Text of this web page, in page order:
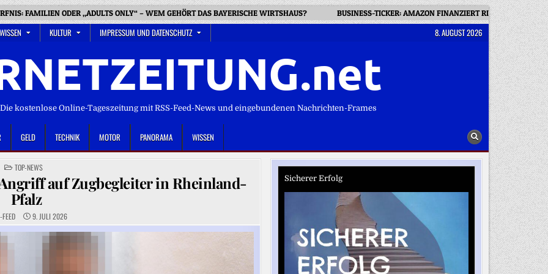
FAMILIEN ODER „ADULTS ONLY“ – WEM GEHÖRT DAS BAYERISCHE WIRTSHAUS? BUSINESS-TICKER: AMAZON FINANZIERT RIESIGES
KULTUR IMPRESSUM UND DATENSCHUTZ 8. AUGUST 2026
kostenlose Online-Tageszeitung mit RSS-Feed-News und eingebundenen Nachrichten-Frames
GELD TECHNIK MOTOR PANORAMA WISSEN
POSTED
IN
TOP-NEWS
auf Zugbegleiter in Rheinland-
Pfalz
9. JULI 2026
Sicherer Erfolg